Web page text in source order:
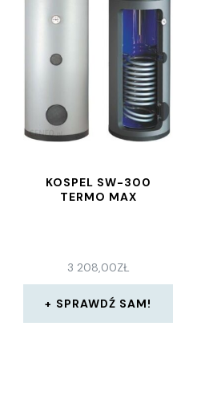
KOSPEL SW-300
TERMO MAX
3 208,00ZŁ
SPRAWDŹ SAM!